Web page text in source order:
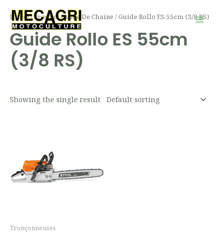
contenu
Home/ Product Guide De Chaine / Guide Rollo ES 55cm (3/8 RS)
Guide Rollo ES 55cm
(3/8 RS)
Showing the single result
Tronçonneuses